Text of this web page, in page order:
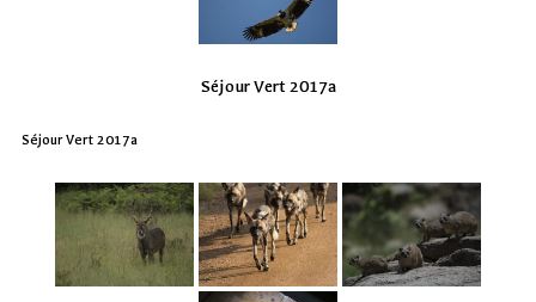
Séjour Vert 2017a
Séjour Vert 2017a